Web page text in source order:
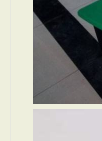
篮球场厂家-河源篮球场厂
硅PU篮球场检测报告 深